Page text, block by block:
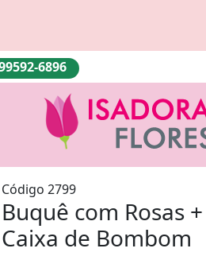
6896
Código 2799
Buquê com Rosas +
Caixa de Bombom